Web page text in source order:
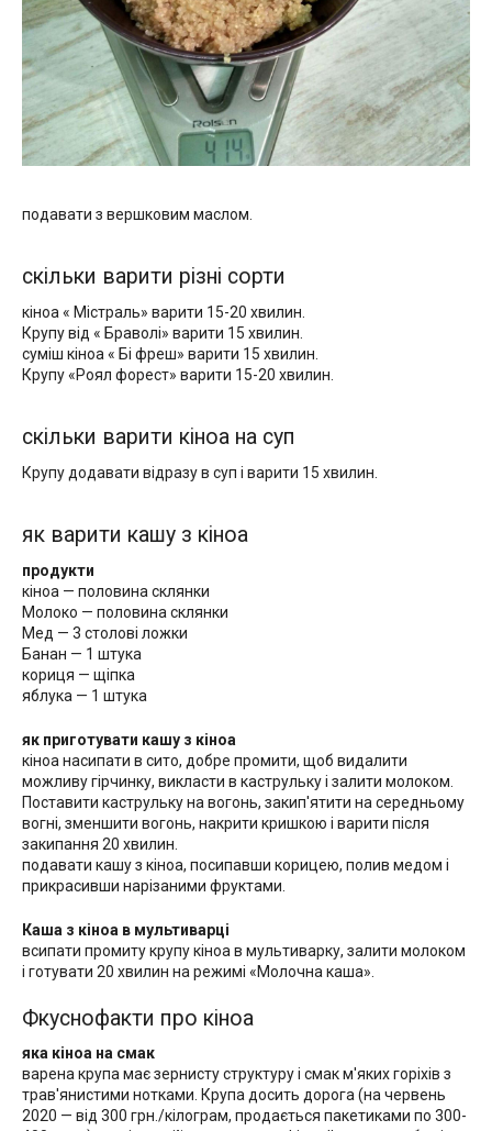
подавати з вершковим маслом.
скільки варити різні сорти
кіноа « Містраль» варити 15-20 хвилин.
Крупу від « Браволі» варити 15 хвилин.
суміш кіноа « Бі фреш» варити 15 хвилин.
Крупу «Роял форест» варити 15-20 хвилин.
скільки варити кіноа на суп
Крупу додавати відразу в суп і варити 15 хвилин.
як варити кашу з кіноа
продукти
кіноа — половина склянки
Молоко — половина склянки
Мед — 3 столові ложки
Банан — 1 штука
кориця — щіпка
яблука — 1 штука
як приготувати кашу з кіноа
кіноа насипати в сито, добре промити, щоб видалити
можливу гірчинку, викласти в каструльку і залити молоком.
Поставити каструльку на вогонь, закип'ятити на середньому
вогні, зменшити вогонь, накрити кришкою і варити після
закипання 20 хвилин.
подавати кашу з кіноа, посипавши корицею, полив медом і
прикрасивши нарізаними фруктами.
Каша з кіноа в мультиварці
всипати промиту крупу кіноа в мультиварку, залити молоком
і готувати 20 хвилин на режимі «Молочна каша».
Фкуснофакти про кіноа
яка кіноа на смак
варена крупа має зернисту структуру і смак м'яких горіхів з
трав'янистими нотками. Крупа досить дорога (на червень
2020 — від 300 грн./кілограм, продається пакетиками по 300-